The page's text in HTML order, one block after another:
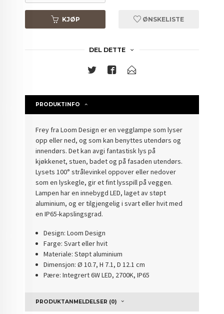
KJØP ØNSKELISTE
DEL DETTE
PRODUKTINFO
Frey fra Loom Design er en vegglampe som lyser
opp eller ned, og som kan benyttes utendørs og
innendørs. Det kan avgi fantastisk lys på
kjøkkenet, stuen, badet og på fasaden utendørs.
Lysets 100° strålevinkel oppover eller nedover
som en lyskegle, gir et fint lysspill på veggen.
Lampen har en innebygd LED, laget av støpt
aluminium, og er tilgjengelig i svart eller hvit med
en IP65-kapslingsgrad.
Design: Loom Design
Farge: Svart eller hvit
Materiale: Støpt aluminium
Dimensjon: Ø 10.7, H 7.1, D 12.1 cm
Pære: Integrert 6W LED, 2700K, IP65
PRODUKTANMELDELSER (0)